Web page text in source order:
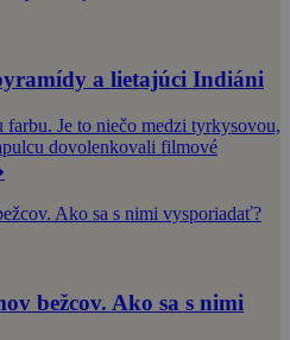
a lietajúci Indiáni
Je to niečo medzi tyrkysovou,
dovolenkovali filmové
bežcov. Ako sa s nimi